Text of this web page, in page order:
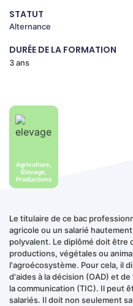
STATUT
Alternance
DURÉE DE LA FORMATION
3 ans
Agriculture,
Élevage,
Productions
Le titulaire de ce bac
agricole ou un salarié
polyvalent. Le diplômé doit être
productions, végétales ou
l'agroécosystème. Pour cela, il
d'aides à la décision (OAD) et
la communication (TIC). Il peut
salariés. Il doit non seulement